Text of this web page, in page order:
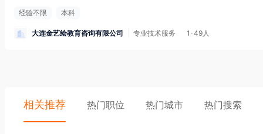
经验不限 本科
大连金艺绘教育咨询有限公司 专业技术服务 1-49人
相关推荐 热门职位 热门城市 热门搜索